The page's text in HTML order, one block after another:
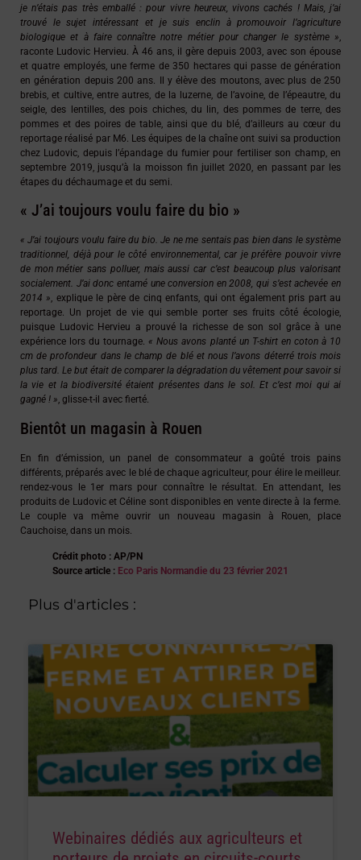
je n’étais pas très emballé : pour vivre heureux, vivons cachés ! Mais, j’ai
trouvé le sujet intéressant et je suis enclin à promouvoir l’agriculture
biologique et à faire connaître notre métier pour changer le système »
raconte Ludovic Hervieu. À 46 ans, il gère depuis 2003, avec son épouse
et quatre employés, une ferme de 350 hectares qui passe de génération
en génération depuis 200 ans. Il y élève des moutons, avec plus de 250
brebis, et cultive, entre autres, de la luzerne, de l’avoine, de l’épeautre, du
seigle, des lentilles, des pois chiches, du lin, des pommes de terre, des
pommes et des poires de table, ainsi que du blé, d’ailleurs au cœur du
reportage réalisé par M6. Les équipes de la chaîne ont suivi sa production
chez Ludovic, depuis l’épandage du fumier pour fertiliser son champ, en
septembre 2019, jusqu’à la moisson fin juillet 2020, en passant par les
étapes du déchaumage et du semi.
« J’ai toujours voulu faire du bio »
« J’ai toujours voulu faire du bio. Je ne me sentais pas bien dans le système
traditionnel, déjà pour le côté environnemental, car je préfère pouvoir vivre
de mon métier sans polluer, mais aussi car c’est beaucoup plus valorisant
socialement. J’ai donc entamé une conversion en 2008, qui s’est achevée en
2014 », explique le père de cinq enfants, qui ont également pris part au
reportage. Un projet de vie qui semble porter ses fruits côté écologie,
puisque Ludovic Hervieu a prouvé la richesse de son sol grâce à une
expérience lors du tournage.« Nous avons planté un T-shirt en coton à 10
cm de profondeur dans le champ de blé et nous l’avons déterré trois mois
plus tard. Le but était de comparer la dégradation du vêtement pour savoir si
la vie et la biodiversité étaient présentes dans le sol. Et c’est moi qui ai
gagné ! », glisse-t-il avec fierté.
Bientôt un magasin à Rouen
En fin d’émission, un panel de consommateur a goûté trois pains
différents, préparés avec le blé de chaque agriculteur, pour élire le meilleur.
rendez-vous le 1er mars pour connaître le résultat. En attendant, les
produits de Ludovic et Céline sont disponibles en vente directe à la ferme.
Le couple va même ouvrir un nouveau magasin à Rouen, place
Cauchoise, dans un mois.
Crédit photo : AP/PN
Source article : Eco Paris Normandie du 23 février 2021
Plus d'articles :
Webinaires dédiés aux agriculteurs et